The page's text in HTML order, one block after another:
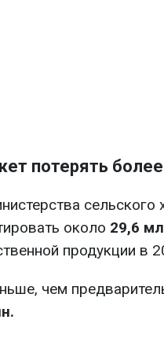
потерять более
сельского
около 29,6
продукции в
чем